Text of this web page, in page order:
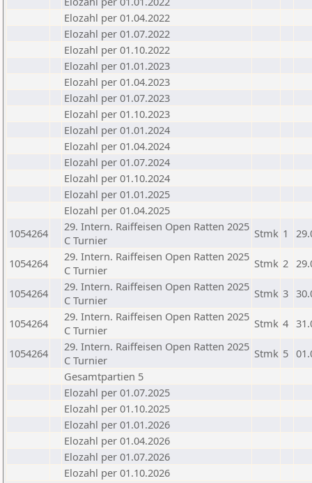
Elozahl per 01.04.2022
Elozahl per 01.07.2022
Elozahl per 01.10.2022
Elozahl per 01.01.2023
Elozahl per 01.04.2023
Elozahl per 01.07.2023
Elozahl per 01.10.2023
Elozahl per 01.01.2024
Elozahl per 01.04.2024
Elozahl per 01.07.2024
Elozahl per 01.10.2024
Elozahl per 01.01.2025
Elozahl per 01.04.2025
1054264
29. Intern. Raiffeisen Open Ratten 2025
C Turnier
Stmk 1
1054264
29. Intern. Raiffeisen Open Ratten 2025
C Turnier
Stmk 2
1054264
29. Intern. Raiffeisen Open Ratten 2025
C Turnier
Stmk 3
1054264
29. Intern. Raiffeisen Open Ratten 2025
C Turnier
Stmk 4
1054264
29. Intern. Raiffeisen Open Ratten 2025
C Turnier
Stmk 5
Gesamtpartien 5
Elozahl per 01.07.2025
Elozahl per 01.10.2025
Elozahl per 01.01.2026
Elozahl per 01.04.2026
Elozahl per 01.07.2026
Elozahl per 01.10.2026